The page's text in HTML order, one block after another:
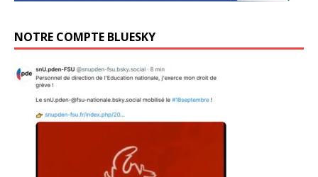
NOTRE COMPTE BLUESKY